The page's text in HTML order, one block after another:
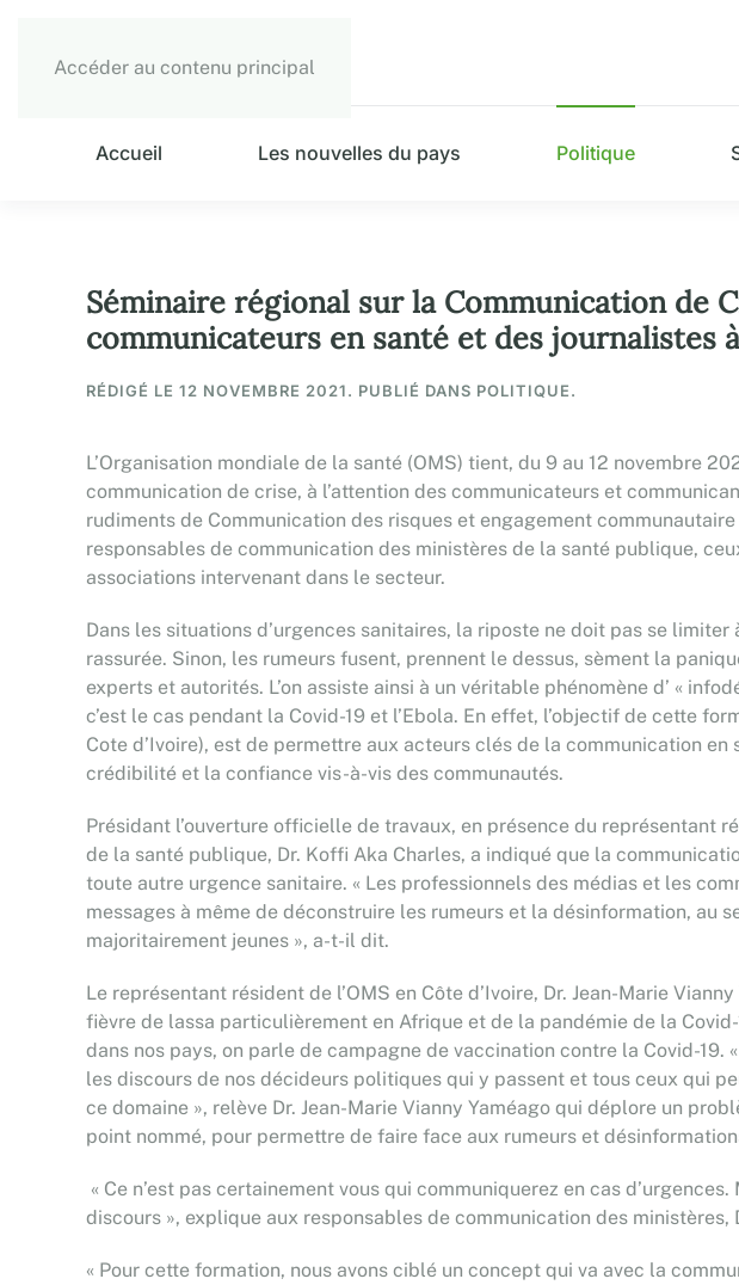
Accéder au contenu principal
Accueil Les nouvelles du pays Politique
Séminaire régional sur la Communication de
communicateurs en santé et des journalistes
RÉDIGÉ LE 12 NOVEMBRE 2021. PUBLIÉ DANS POLITIQUE.
L’Organisation mondiale de la santé (OMS) tient, du 9 au 12 novembre
communication de crise, à l’attention des communicateurs et
rudiments de Communication des risques et engagement
responsables de communication des ministères de la santé publique,
associations intervenant dans le secteur.
Dans les situations d’urgences sanitaires, la riposte ne doit pas se
rassurée. Sinon, les rumeurs fusent, prennent le dessus, sèment la
experts et autorités. L’on assiste ainsi à un véritable phénomène d’ «
c’est le cas pendant la Covid-19 et l’Ebola. En effet, l’objectif de cette
Cote d’Ivoire), est de permettre aux acteurs clés de la communication
crédibilité et la confiance vis-à-vis des communautés.
Présidant l’ouverture officielle de travaux, en présence du représentant
de la santé publique, Dr. Koffi Aka Charles, a indiqué que la
toute autre urgence sanitaire. « Les professionnels des médias et les
messages à même de déconstruire les rumeurs et la désinformation, au
majoritairement jeunes », a-t-il dit.
Le représentant résident de l’OMS en Côte d’Ivoire, Dr. Jean-Marie
fièvre de lassa particulièrement en Afrique et de la pandémie de la
dans nos pays, on parle de campagne de vaccination contre la Covid-
les discours de nos décideurs politiques qui y passent et tous ceux qui
ce domaine », relève Dr. Jean-Marie Vianny Yaméago qui déplore un
point nommé, pour permettre de faire face aux rumeurs et
« Ce n’est pas certainement vous qui communiquerez en cas
discours », explique aux responsables de communication des
« Pour cette formation, nous avons ciblé un concept qui va avec la